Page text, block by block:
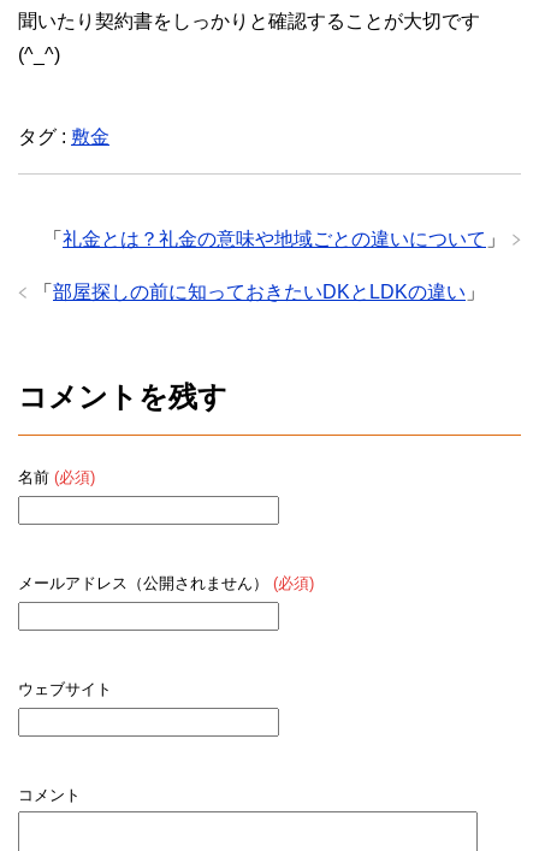
聞いたり契約書をしっかりと確認することが大切です
(^_^)
タグ : 敷金
「 礼金とは？礼金の意味や地域ごとの違いについて 」
「 部屋探しの前に知っておきたいDKとLDKの違い 」
コメントを残す
名前 (必須)
メールアドレス（公開されません） (必須)
ウェブサイト
コメント